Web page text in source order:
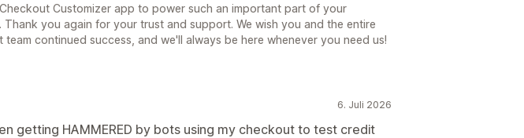
Customizer app to power such an important part of your
Thank you again for your trust and support. We wish you and the entire
team continued success, and we'll always be here whenever you need us!
6. Juli 2026
getting HAMMERED by bots using my checkout to test credit